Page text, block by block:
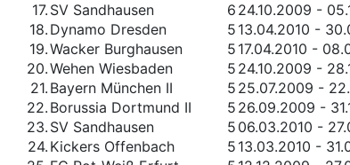
17. SV Sandhausen 6 24.10.2009 -
18. Dynamo Dresden 5 13.04.2010 -
19.Wacker Burghausen 5 17.04.2010 -
20.Wehen Wiesbaden 5 24.10.2009 -
21. Bayern München II 5 25.07.2009 -
22. Borussia Dortmund II 5 26.09.2009 -
23. SV Sandhausen 5 06.03.2010 -
24. Kickers Offenbach 5 13.03.2010 -